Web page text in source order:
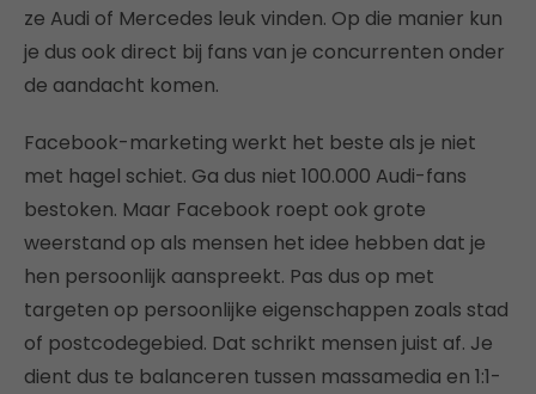
ze Audi of Mercedes leuk vinden. Op die manier kun
je dus ook direct bij fans van je concurrenten onder
de aandacht komen.
Facebook-marketing werkt het beste als je niet
met hagel schiet. Ga dus niet 100.000 Audi-fans
bestoken. Maar Facebook roept ook grote
weerstand op als mensen het idee hebben dat je
hen persoonlijk aanspreekt. Pas dus op met
targeten op persoonlijke eigenschappen zoals stad
of postcodegebied. Dat schrikt mensen juist af. Je
dient dus te balanceren tussen massamedia en 1:1-